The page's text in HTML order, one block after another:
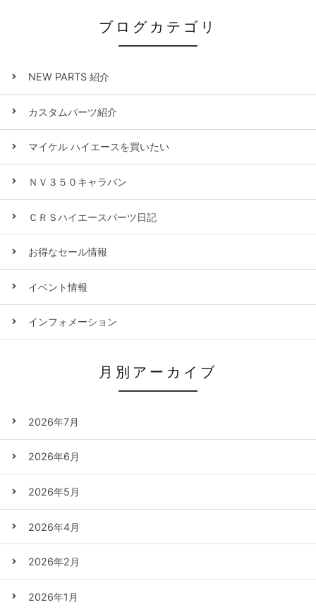
ブログカテゴリ
NEW PARTS 紹介
カスタムパーツ紹介
マイケル ハイエースを買いたい
ＮＶ３５０キャラバン
ＣＲＳハイエースパーツ日記
お得なセール情報
イベント情報
インフォメーション
月別アーカイブ
2026年7月
2026年6月
2026年5月
2026年4月
2026年2月
2026年1月